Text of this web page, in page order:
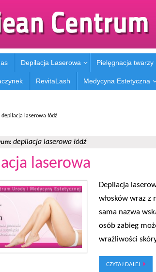
Depilacja Laserowa Pielęgnacja twarzy
RevitaLash Medycyna Estetyczna
depilacja laserowa łódź
depilacja laserowa łódź
laserowa
Depilacja
włosków wraz z
sama nazwa
osób zabieg
wrażliwości
CZYTAJ DALEJ